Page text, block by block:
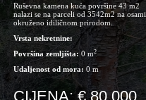
Ruševna kamena kuća površine 43 m2
nalazi se na parceli od 3542m2 na osami
okruženo idiličnom prirodom.
Vrsta nekretnine:
Površina zemljišta:0 m2
Udaljenost od mora: 0 m
CIJENA: € 80.000